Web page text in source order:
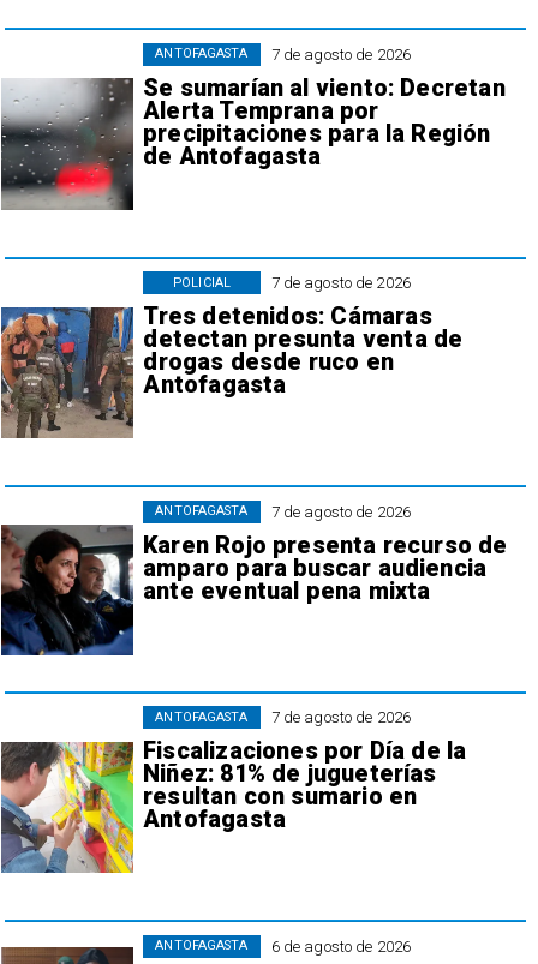
7 de agosto de 2026
Se sumarían al viento: Decretan
Alerta Temprana por
precipitaciones para la Región
de Antofagasta
ANTOFAGASTA
7 de agosto de 2026
Tres detenidos: Cámaras
detectan presunta venta de
drogas desde ruco en
Antofagasta
POLICIAL
7 de agosto de 2026
Karen Rojo presenta recurso de
amparo para buscar audiencia
ante eventual pena mixta
ANTOFAGASTA
7 de agosto de 2026
Fiscalizaciones por Día de la
Niñez: 81% de jugueterías
resultan con sumario en
Antofagasta
ANTOFAGASTA
6 de agosto de 2026
ANTOFAGASTA